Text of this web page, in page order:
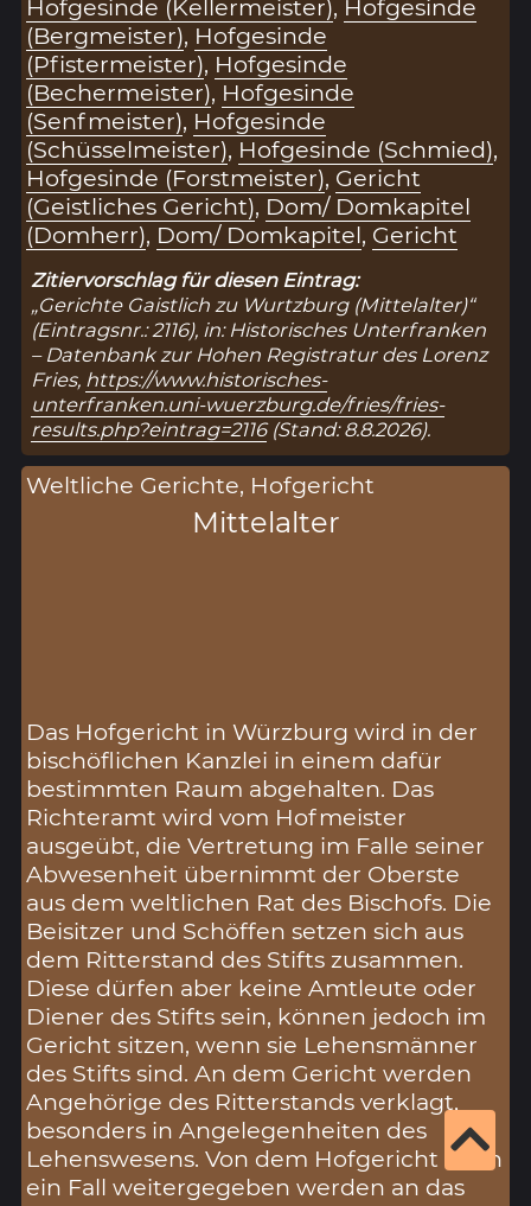
Hofgesinde (Kellermeister), Hofgesinde
(Bergmeister), Hofgesinde
(Pfistermeister), Hofgesinde
(Bechermeister), Hofgesinde
(Senfmeister), Hofgesinde
(Schüsselmeister), Hofgesinde (Schmied),
Hofgesinde (Forstmeister), Gericht
(Geistliches Gericht), Dom/ Domkapitel
(Domherr), Dom/ Domkapitel, Gericht
Zitiervorschlag für diesen Eintrag:
„Gerichte Gaistlich zu Wurtzburg (Mittelalter)“
(Eintragsnr.: 2116), in: Historisches Unterfranken
– Datenbank zur Hohen Registratur des Lorenz
Fries, https://www.historisches-
unterfranken.uni-wuerzburg.de/fries/fries-
results.php?eintrag=2116(Stand: 8.8.2026).
Weltliche Gerichte, Hofgericht
Mittelalter
Das Hofgericht in Würzburg wird in der
bischöflichen Kanzlei in einem dafür
bestimmten Raum abgehalten. Das
Richteramt wird vom Hofmeister
ausgeübt, die Vertretung im Falle seiner
Abwesenheit übernimmt der Oberste
aus dem weltlichen Rat des Bischofs. Die
Beisitzer und Schöffen setzen sich aus
dem Ritterstand des Stifts zusammen.
Diese dürfen aber keine Amtleute oder
Diener des Stifts sein, können jedoch im
Gericht sitzen, wenn sie Lehensmänner
des Stifts sind. An dem Gericht werden
Angehörige des Ritterstands verklagt,
besonders in Angelegenheiten des
Lehenswesens. Von dem Hofgericht kann
ein Fall weitergegeben werden an das